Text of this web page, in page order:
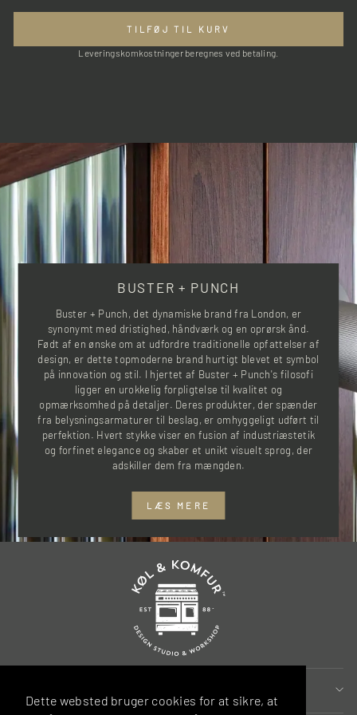
Dette websted bruger cookies for at sikre, at
TILFØJ TIL KURV
Leveringskomkostninger beregnes ved betaling.
BUSTER + PUNCH
Buster + Punch, det dynamiske brand fra London, er
synonymt med dristighed, håndværk og en oprørsk ånd.
Født af en ønske om at udfordre traditionelle opfattelser af
design, er dette topmoderne brand hurtigt blevet et symbol
på innovation og stil. I hjertet af Buster + Punch's filosofi
ligger en urokkelig forpligtelse til kvalitet og
opmærksomhed på detaljer. Deres produkter, der spænder
fra belysningsarmaturer til beslag, er omhyggeligt udført til
perfektion. Hvert stykke viser en fusion af industriæstetik
og forfinet elegance og skaber et unikt visuelt sprog, der
adskiller dem fra mængden.
LÆS MERE